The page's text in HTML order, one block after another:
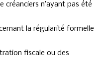
créanciers n’ayant pas été
la régularité formelle
fiscale ou des